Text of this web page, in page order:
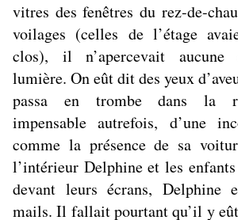
vitres des fenêtres du rez-de-
voilages (celles de l’étage
clos), il n’apercevait aucune
lumière. On eût dit des yeux
passa en trombe dans la
impensable autrefois, d’une
comme la présence de sa
l’intérieur Delphine et les
devant leurs écrans, Delphine
mails. Il fallait pourtant qu’il y